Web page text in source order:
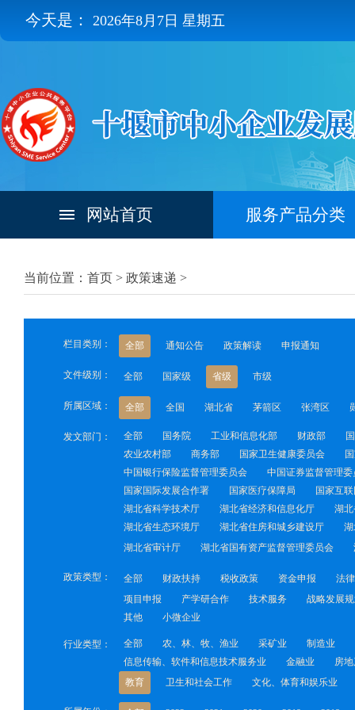
今天是： 2026年8月7日 星期五
网站首页 服务产品分类
当前位置：首页 > 政策速递 >
栏目类别： 全部 通知公告 政策解读 申报通知
文件级别： 全部 国家级 省级 市级
所属区域： 全部 全国 湖北省 茅箭区 张湾区
发文部门： 全部 国务院 工业和信息化部 财政部
农业农村部
商务部 国家卫生健康委员会
中国银行保险监督管理委员会
中国证券监督管理委
国家国际发展合作署
国家医疗保障局
国家互
湖北省科学技术厅
湖北省经济和信息化厅
湖
湖北省生态环境厅
湖北省住房和城乡建设厅
湖北省审计厅
湖北省国有资产监督管理委员会
政策类型： 全部 财政扶持 税收政策 资金申报
法
项目申报
产学研合作 技术服务
战略发展
其他
小微企业
行业类型： 全部 农、林、牧、渔业 采矿业
制造业
信息传输、软件和信息技术服务业
金融业
房
教育
卫生和社会工作 文化、体育和娱乐业